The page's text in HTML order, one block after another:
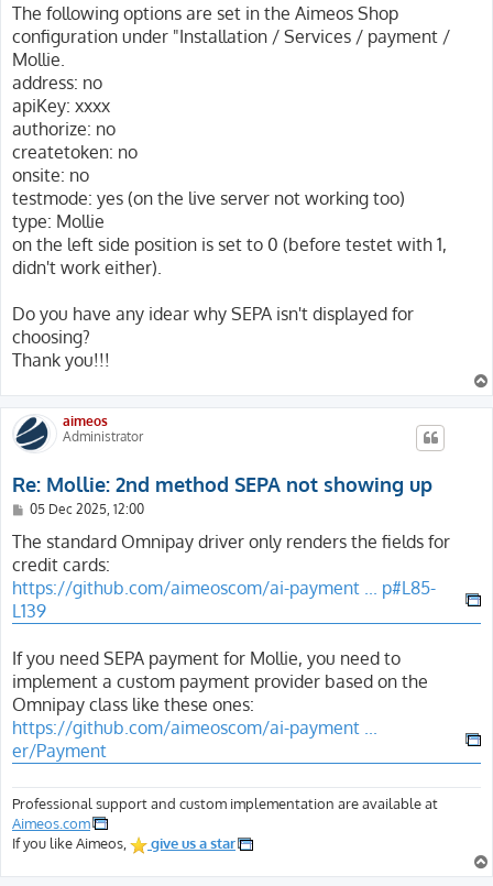
The following options are set in the Aimeos Shop
configuration under "Installation / Services / payment /
Mollie.
address: no
apiKey: xxxx
authorize: no
createtoken: no
onsite: no
testmode: yes (on the live server not working too)
type: Mollie
on the left side position is set to 0 (before testet with 1,
didn't work either).
Do you have any idear why SEPA isn't displayed for
choosing?
Thank you!!!
aimeos
Administrator
Re: Mollie: 2nd method SEPA not showing up
P
s
05 Dec 2025, 12:00
The standard Omnipay driver only renders the fields for
credit cards:
https://github.com/aimeoscom/ai-payment ... p#L85-
L139
If you need SEPA payment for Mollie, you need to
implement a custom payment provider based on the
Omnipay class like these ones:
https://github.com/aimeoscom/ai-payment ...
er/Payment
Professional support and custom implementation are available at
Aimeos.com
If you like Aimeos,
give us a star